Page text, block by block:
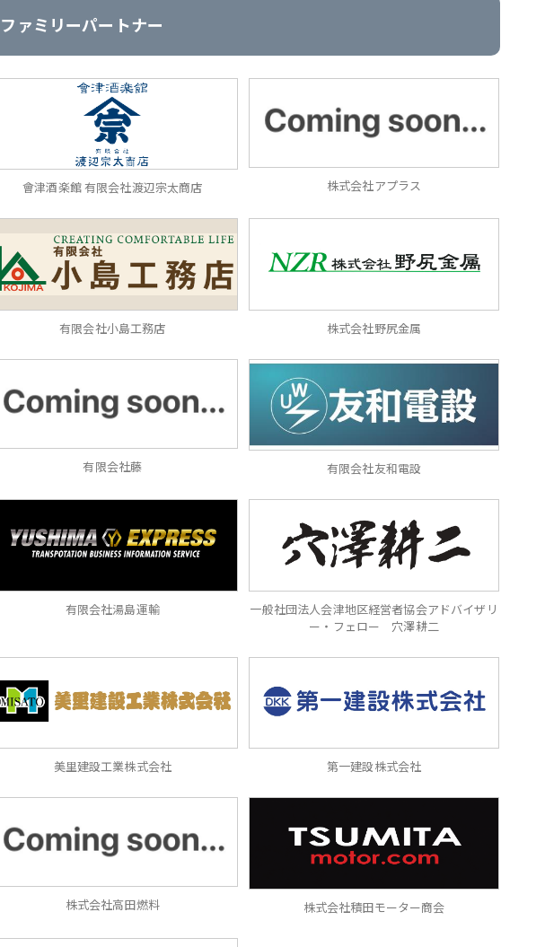
ファミリーパートナー
會津酒楽館 有限会社渡辺宗太商店 株式会社アプラス
有限会社小島工務店 株式会社野尻金属
有限会社藤 有限会社友和電設
有限会社湯島運輸
一般社団法人会津地区経営者協会アドバイザリ
ー・フェロー 穴澤耕二
美里建設工業株式会社 第一建設株式会社
株式会社高田燃料 株式会社積田モーター商会